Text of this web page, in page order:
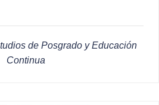
de Posgrado y Educación
Continua